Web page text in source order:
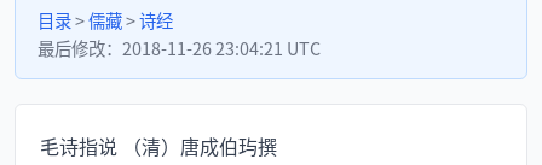
目录>儒藏>诗经
最后修改： 2018-11-26 23:04:21 UTC
毛诗指说 （清）唐成伯玙撰